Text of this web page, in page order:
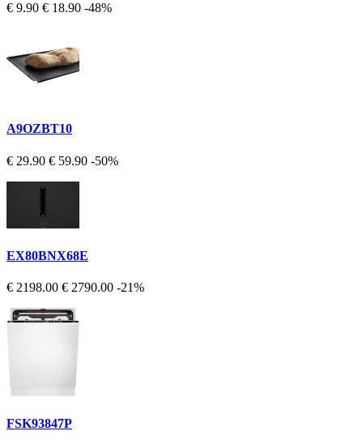
€ 9.90 € 18.90 -48%
A9OZBT10
€ 29.90 € 59.90 -50%
EX80BNX68E
€ 2198.00 € 2790.00 -21%
FSK93847P